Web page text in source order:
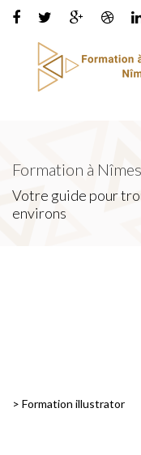
Formation à Nîmes
Votre guide pour
environs
> Formation illustrator